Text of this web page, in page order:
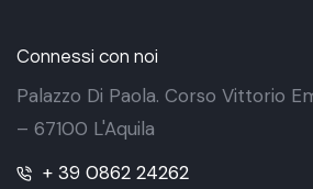
Connessi con noi
Palazzo Di Paola. Corso Vittorio
– 67100 L'Aquila
+ 39 0862 24262